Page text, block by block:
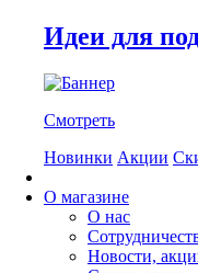
Идеи для
Смотреть
Новинки Акции
О магазине
О нас
Новости,